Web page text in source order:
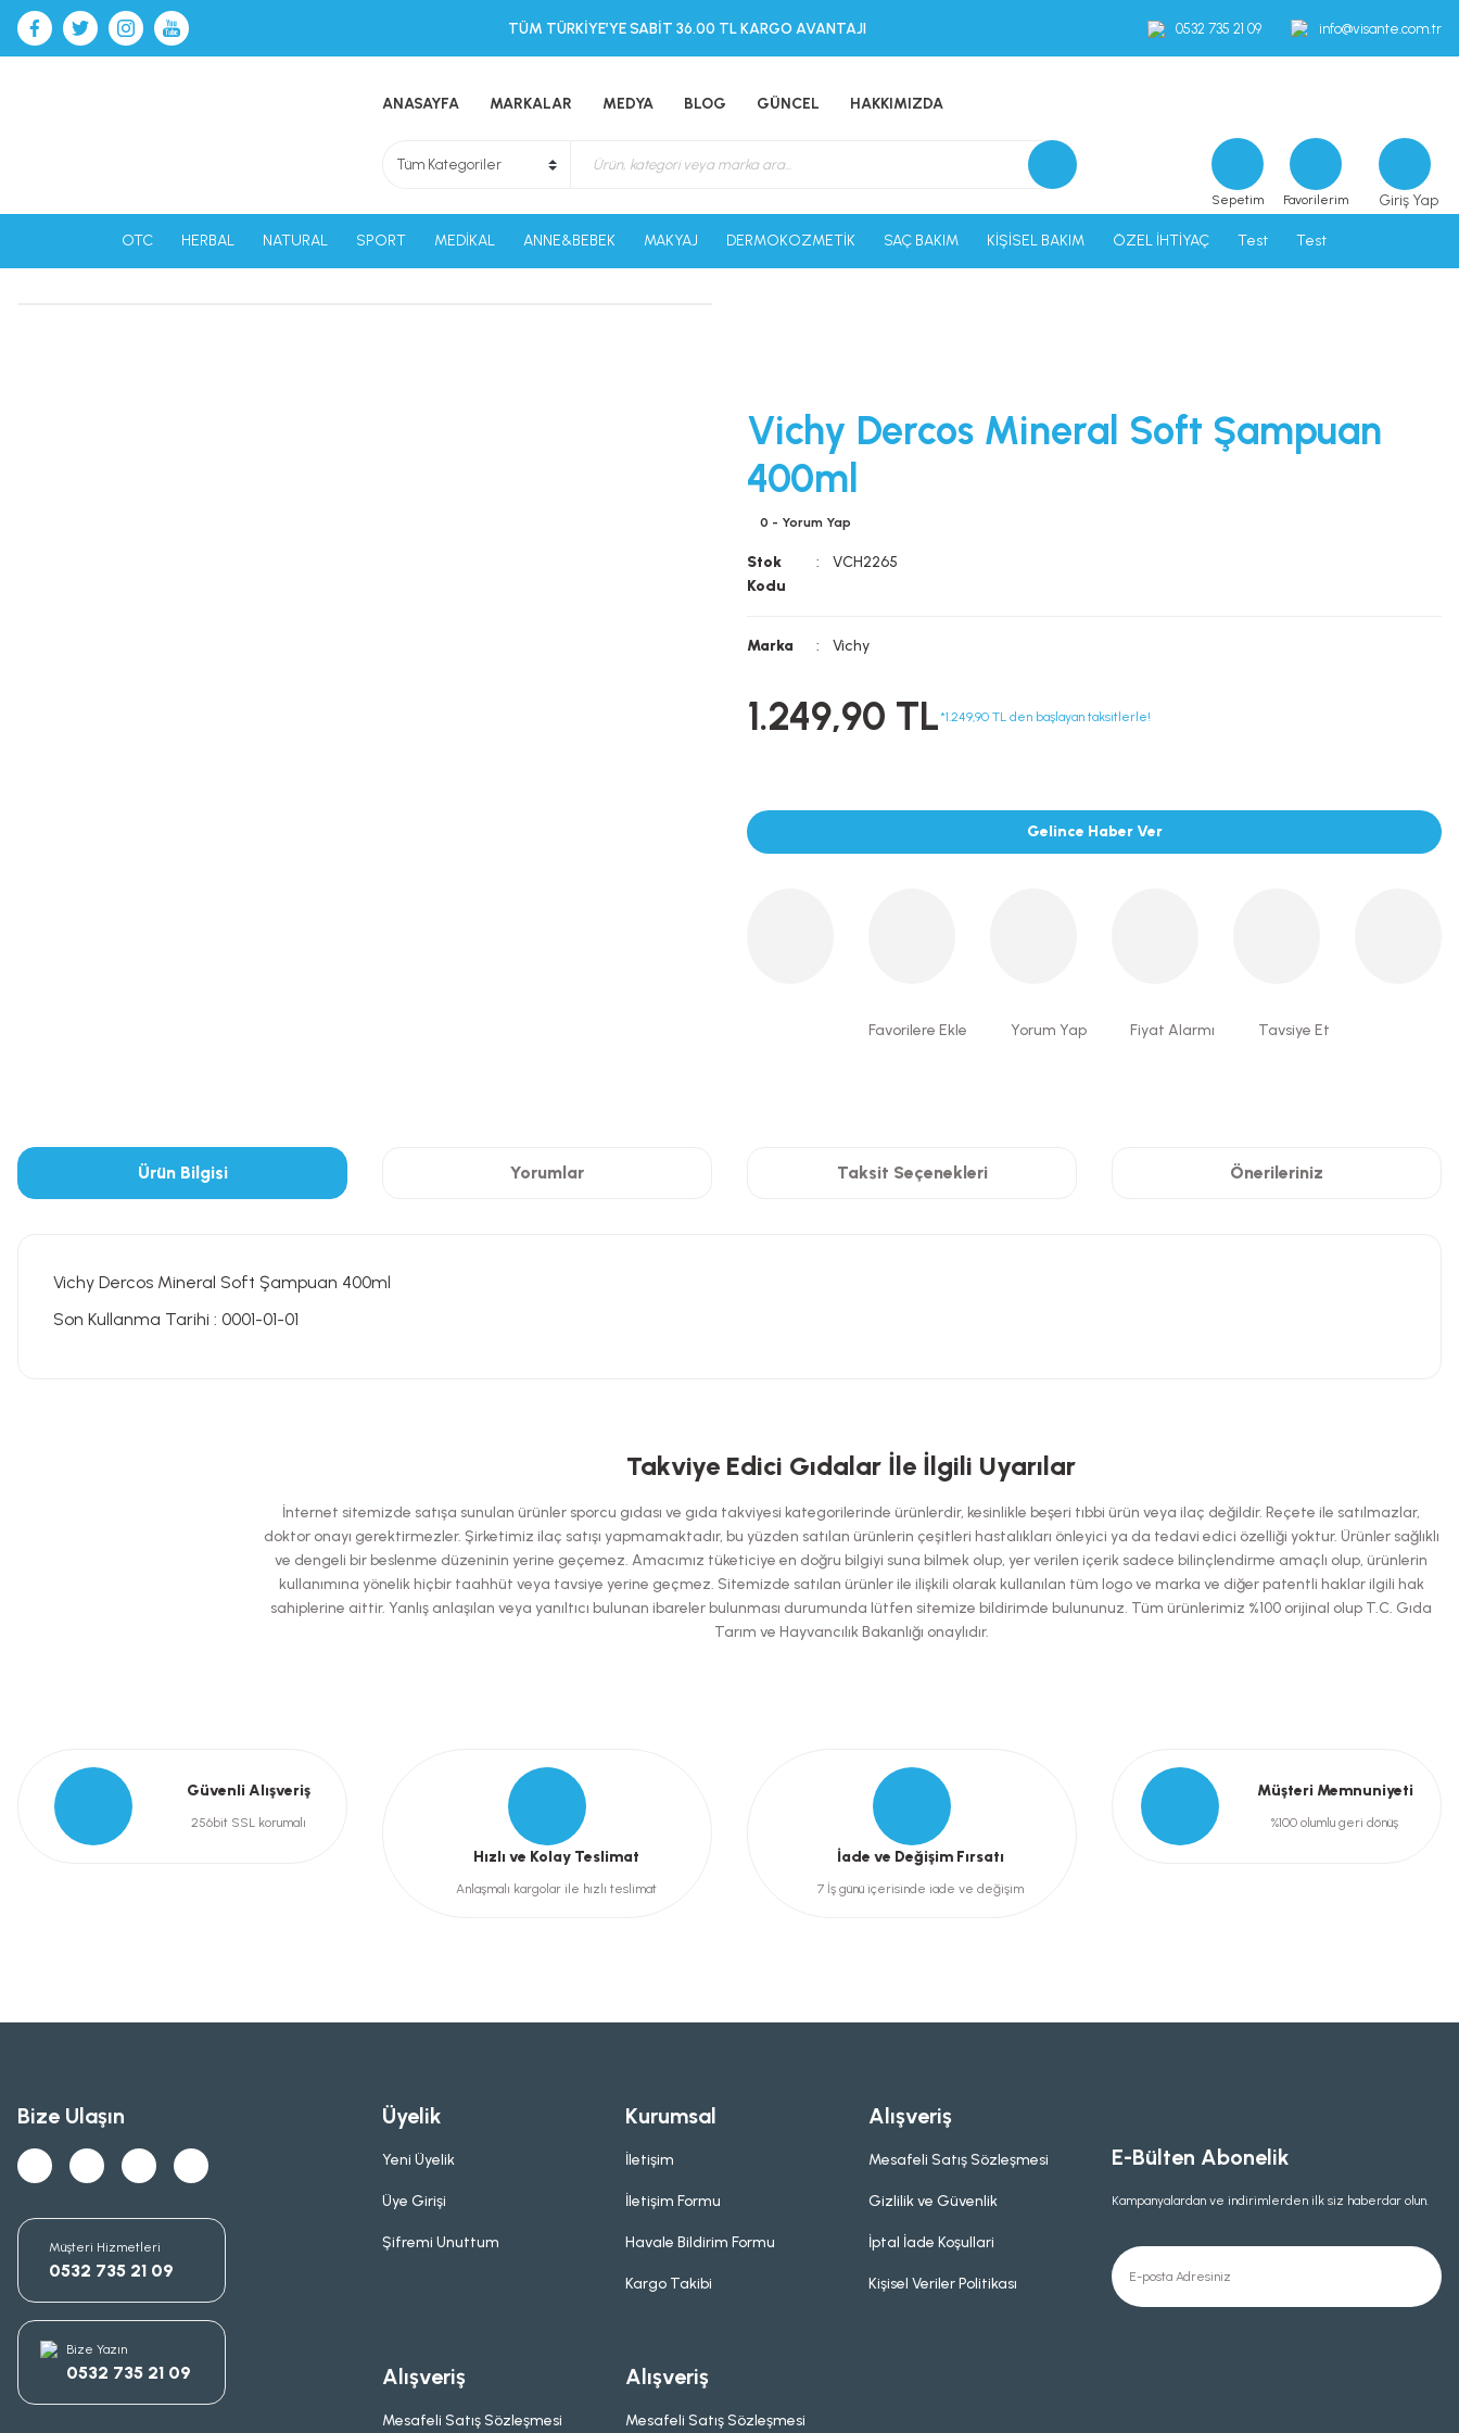
TÜM TÜRKİYE’YE SABİT 36.00 TL KARGO AVANTAJI 0532 735 21 09 info@visante.com.tr
ANASAYFA MARKALAR MEDYA BLOG GÜNCEL HAKKIMIZDA
Sepetim Favorilerim Giriş Yap
OTC HERBAL NATURAL SPORT MEDİKAL ANNE&BEBEK MAKYAJ DERMOKOZMETİK SAÇ BAKIM KİŞİSEL BAKIM ÖZEL İHTİYAÇ Test Test
Vichy Dercos Mineral Soft Şampuan
400ml
0 - Yorum Yap
Stok
Kodu
VCH2265
Marka Vichy
1.249,90 TL*1.249,90 TL den başlayan taksitlerle!
Gelince Haber Ver
Yorum Yap Fiyat Alarmı Tavsiye Et
Ürün Bilgisi Yorumlar Taksit Seçenekleri Önerileriniz
Vichy Dercos Mineral Soft Şampuan 400ml
Son Kullanma Tarihi : 0001-01-01
Bu ürüne ilk yorumu siz yapın!
Yorum Yaz
Ürün resmi kalitesiz, bozuk veya görüntülenemiyor.
Ürün açıklamasında eksik bilgiler bulunuyor.
Ürün bilgilerinde hatalar bulunuyor.
Ürün fiyatı diğer sitelerden daha pahalı.
Takviye Edici Gıdalar İle İlgili Uyarılar
İnternet sitemizde satışa sunulan ürünler sporcu gıdası ve gıda takviyesi kategorilerinde ürünlerdir, kesinlikle beşeri tıbbi ürün veya ilaç değildir. Reçete ile satılmazlar,
doktor onayı gerektirmezler. Şirketimiz ilaç satışı yapmamaktadır, bu yüzden satılan ürünlerin çeşitleri hastalıkları önleyici ya da tedavi edici özelliği yoktur. Ürünler sağlıklı
ve dengeli bir beslenme düzeninin yerine geçemez. Amacımız tüketiciye en doğru bilgiyi suna bilmek olup, yer verilen içerik sadece bilinçlendirme amaçlı olup, ürünlerin
kullanımına yönelik hiçbir taahhüt veya tavsiye yerine geçmez. Sitemizde satılan ürünler ile ilişkili olarak kullanılan tüm logo ve marka ve diğer patentli haklar ilgili hak
sahiplerine aittir. Yanlış anlaşılan veya yanıltıcı bulunan ibareler bulunması durumunda lütfen sitemize bildirimde bulununuz. Tüm ürünlerimiz %100 orijinal olup T.C. Gıda
Tarım ve Hayvancılık Bakanlığı onaylıdır.
Güvenli Alışveriş
256bit SSL korumalı
Hızlı ve Kolay Teslimat
Anlaşmalı kargolar ile hızlı teslimat
İade ve Değişim Fırsatı
7 İş günü içerisinde iade ve değişim
Müşteri Memnuniyeti
%100 olumlu geri dönüş
Bize Ulaşın
Müşteri Hizmetleri
0532 735 21 09
Bize Yazın
0532 735 21 09
Üyelik
Yeni Üyelik
Üye Girişi
Şifremi Unuttum
Kurumsal
İletişim
İletişim Formu
Havale Bildirim Formu
Kargo Takibi
Alışveriş
Mesafeli Satış Sözleşmesi
Gizlilik ve Güvenlik
İptal İade Koşullari
Kişisel Veriler Politikası
Alışveriş
Mesafeli Satış Sözleşmesi
Alışveriş
Mesafeli Satış Sözleşmesi
E-Bülten Abonelik
Kampanyalardan ve indirimlerden ilk siz haberdar olun.